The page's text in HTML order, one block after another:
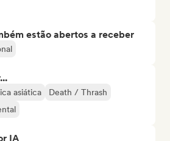
estão abertos a receber
asiática
Death / Thrash
IA